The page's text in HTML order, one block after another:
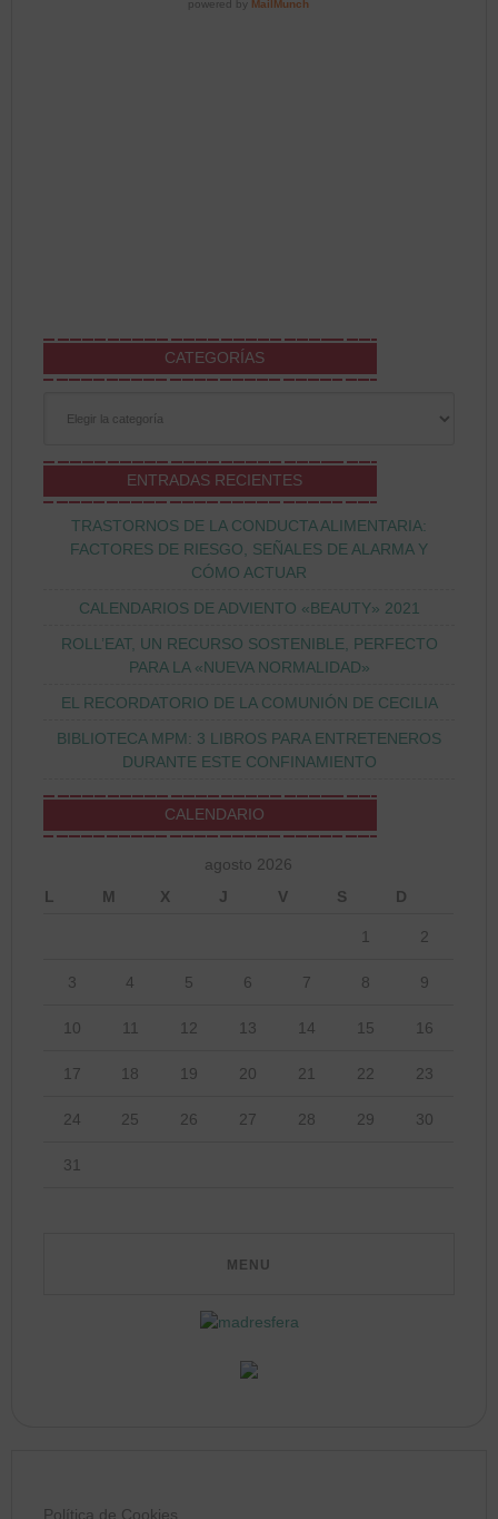
CATEGORÍAS
ENTRADAS RECIENTES
TRASTORNOS DE LA CONDUCTA ALIMENTARIA:
FACTORES DE RIESGO, SEÑALES DE ALARMA Y
CÓMO ACTUAR
CALENDARIOS DE ADVIENTO «BEAUTY» 2021
ROLL’EAT, UN RECURSO SOSTENIBLE, PERFECTO
PARA LA «NUEVA NORMALIDAD»
EL RECORDATORIO DE LA COMUNIÓN DE CECILIA
BIBLIOTECA MPM: 3 LIBROS PARA ENTRETENEROS
DURANTE ESTE CONFINAMIENTO
CALENDARIO
agosto 2026
L
M X J V S D
1 2
3 4 5 6 7 8 9
10 11 12 13 14 15 16
17 18 19 20 21 22 23
24 25 26 27 28 29 30
31
Política de Cookies